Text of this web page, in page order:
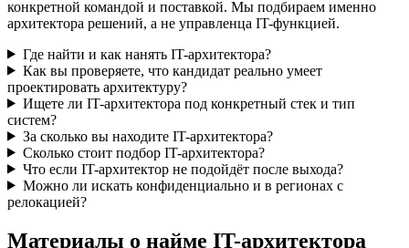
конкретной командой и поставкой. Мы подбираем именно
архитектора решений, а не управленца IT-функцией.
Где найти и как нанять IT-архитектора?
Как вы проверяете, что кандидат реально умеет
проектировать архитектуру?
Ищете ли IT-архитектора под конкретный стек и тип
систем?
За сколько вы находите IT-архитектора?
Сколько стоит подбор IT-архитектора?
Что если IT-архитектор не подойдёт после выхода?
Можно ли искать конфиденциально и в регионах с
релокацией?
Материалы о найме IT-архитектора